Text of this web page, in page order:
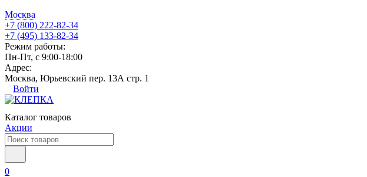
Москва
+7 (800) 222-82-34
+7 (495) 133-82-34
Режим работы:
Пн-Пт, с 9:00-18:00
Адрес:
Москва, Юрьевский пер. 13А стр. 1
Войти
Каталог товаров
Акции
0